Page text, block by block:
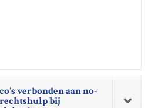
verbonden aan no-
bij